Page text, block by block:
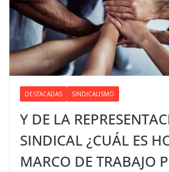
DESTACADAS SINDICALISMO
Y DE LA
SINDICAL ¿CUÁL ES
MARCO DE TRABAJO